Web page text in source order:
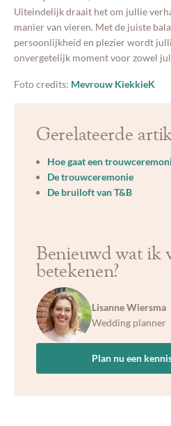
Uiteindelijk draait het om jullie
manier van vieren. Met de juiste
persoonlijkheid en plezier wordt
onvergetelijk moment voor zowel
Foto credits: Mevrouw KiekkieK
Gerelateerde
Hoe gaat een
De trouwceremonie
De bruiloft van T&B
Benieuwd wat ik
betekenen?
Lisanne Wiersma
Wedding planner
Plan nu een